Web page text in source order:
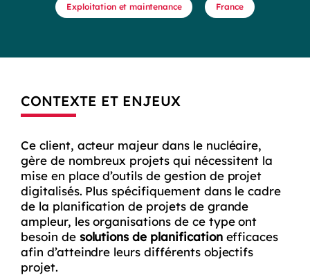
Exploitation et maintenance France
CONTEXTE ET ENJEUX
Ce client, acteur majeur dans le nucléaire,
gère de nombreux projets qui nécessitent la
mise en place d’outils de gestion de projet
digitalisés. Plus spécifiquement dans le cadre
de la planification de projets de grande
ampleur, les organisations de ce type ont
besoin de solutions de planificationefficaces
afin d’atteindre leurs différents objectifs
projet.